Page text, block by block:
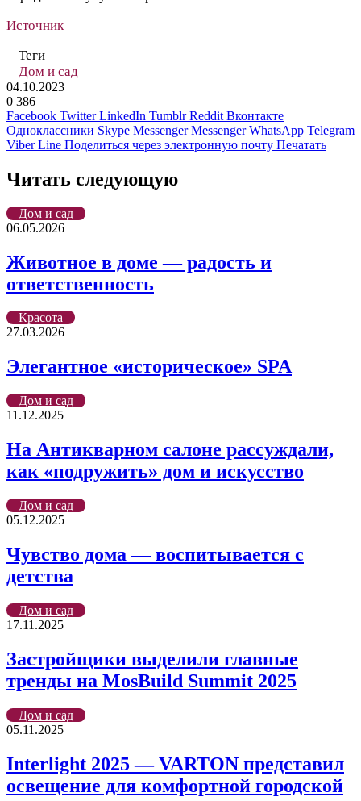
Источник
Теги
Дом и сад
04.10.2023
0 386
Facebook Twitter LinkedIn Tumblr Reddit Вконтакте
Одноклассники Skype Messenger Messenger WhatsApp Telegram
Viber Line Поделиться через электронную почту Печатать
Читать следующую
Дом и сад
06.05.2026
Животное в доме — радость и
ответственность
Красота
27.03.2026
Элегантное «историческое» SPA
Дом и сад
11.12.2025
На Антикварном салоне рассуждали,
как «подружить» дом и искусство
Дом и сад
05.12.2025
Чувство дома — воспитывается с
детства
Дом и сад
17.11.2025
Застройщики выделили главные
тренды на MosBuild Summit 2025
Дом и сад
05.11.2025
Interlight 2025 — VARTON представил
освещение для комфортной городской